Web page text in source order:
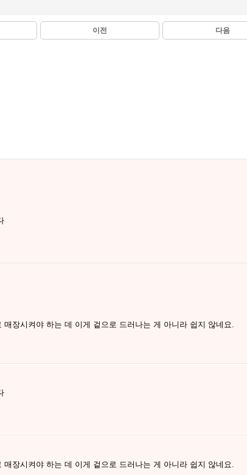
이전 다음
장시켜야 하는 데 이게 겉으로 드러나는 게 아니라 쉽지 않네요.
장시켜야 하는 데 이게 겉으로 드러나는 게 아니라 쉽지 않네요.